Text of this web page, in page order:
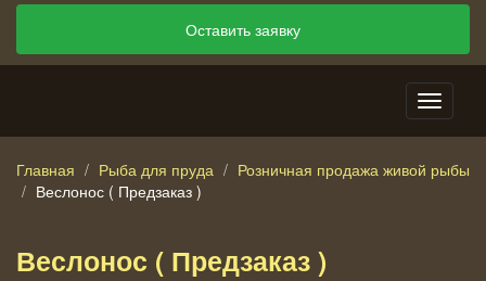
Оставить заявку
Главная Рыба для пруда
Розничная продажа живой рыбы
Веслонос ( Предзаказ )
Веслонос ( Предзаказ )